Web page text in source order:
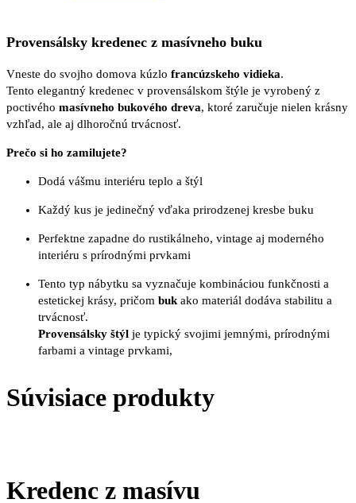
Provensálsky kredenec z masívneho buku
Vneste do svojho domova kúzlo francúzskeho vidieka.
Tento elegantný kredenec v provensálskom štýle je vyrobený z
poctivého masívneho bukového dreva, ktoré zaručuje nielen krásny
vzhľad, ale aj dlhoročnú trvácnosť.
Prečo si ho zamilujete?
Dodá vášmu interiéru teplo a štýl
Každý kus je jedinečný vďaka prirodzenej kresbe buku
Perfektne zapadne do rustikálneho, vintage aj moderného
interiéru s prírodnými prvkami
Tento typ nábytku sa vyznačuje kombináciou funkčnosti a
estetickej krásy, pričom bukako materiál dodáva stabilitu a
trvácnosť.
Provensálsky štýl je typický svojimi jemnými, prírodnými
farbami a vintage prvkami,
Súvisiace produkty
Kredenc z masívu